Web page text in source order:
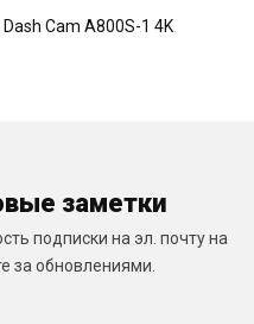
Cam A800S-1 4K
заметки
подписки на эл. почту на
за обновлениями.